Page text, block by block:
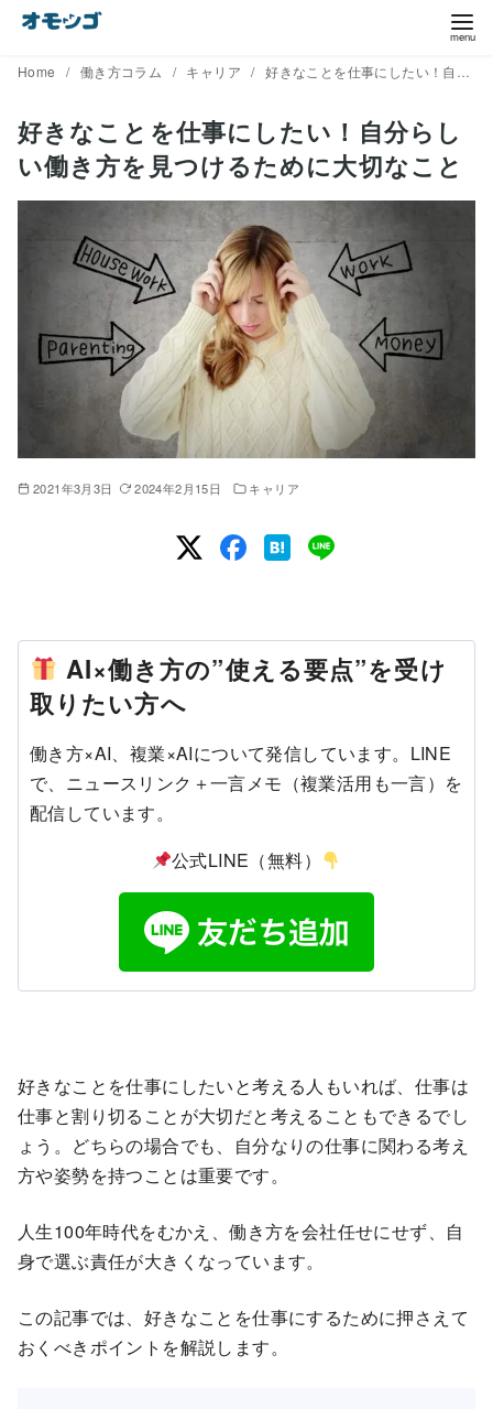
Home 働き方コラム キャリア 好きなことを仕事にしたい！自分らしい働き方を見つけるために大切なこと
好きなことを仕事にしたい！自分らし
い働き方を見つけるために大切なこと
2021年3月3日 2024年2月15日 キャリア
AI×働き方の”使える要点”を受け
取りたい方へ
働き方×AI、複業×AIについて発信しています。LINE
で、ニュースリンク＋一言メモ（複業活用も一言）を
配信しています。
公式LINE（無料）
好きなことを仕事にしたいと考える人もいれば、仕事は
仕事と割り切ることが大切だと考えることもできるでし
ょう。どちらの場合でも、自分なりの仕事に関わる考え
方や姿勢を持つことは重要です。
人生100年時代をむかえ、働き方を会社任せにせず、自
身で選ぶ責任が大きくなっています。
この記事では、好きなことを仕事にするために押さえて
おくべきポイントを解説します。